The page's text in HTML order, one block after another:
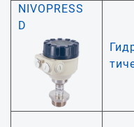
NIVOPRESS
D